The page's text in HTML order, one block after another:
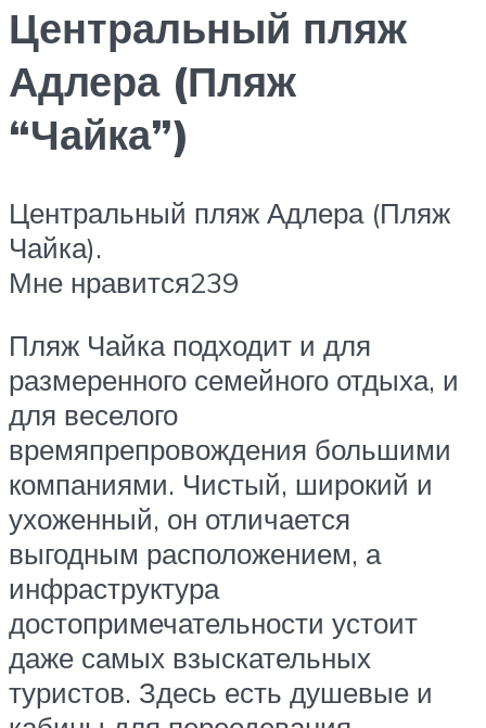
Центральный пляж
Адлера (Пляж
“Чайка”)
Центральный пляж Адлера (Пляж
Чайка).
Мне нравится239
Пляж Чайка подходит и для
размеренного семейного отдыха, и
для веселого
времяпрепровождения большими
компаниями. Чистый, широкий и
ухоженный, он отличается
выгодным расположением, а
инфраструктура
достопримечательности устоит
даже самых взыскательных
туристов. Здесь есть душевые и